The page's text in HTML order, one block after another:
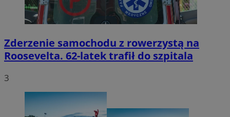
Zderzenie samochodu z rowerzystą na
Roosevelta. 62-latek trafił do szpitala
3